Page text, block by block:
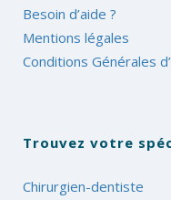
Besoin d’aide ?
Mentions légales
Conditions Générales
Trouvez votre
Chirurgien-dentiste